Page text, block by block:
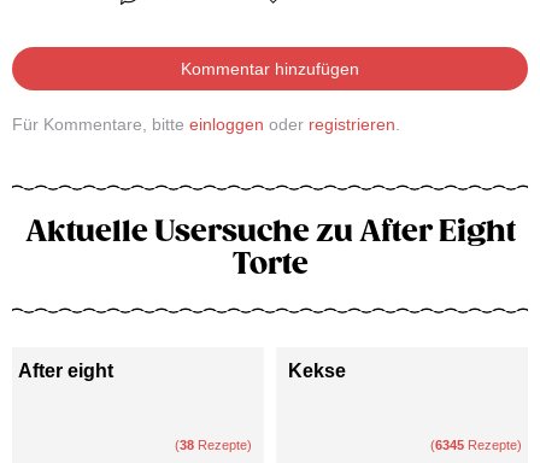
Kommentar hinzufügen
Für Kommentare, bitte einloggen oder registrieren
Aktuelle Usersuche zu After Eight
Torte
After eight
(38 Rezepte)
Kekse
(6345 Rezepte)